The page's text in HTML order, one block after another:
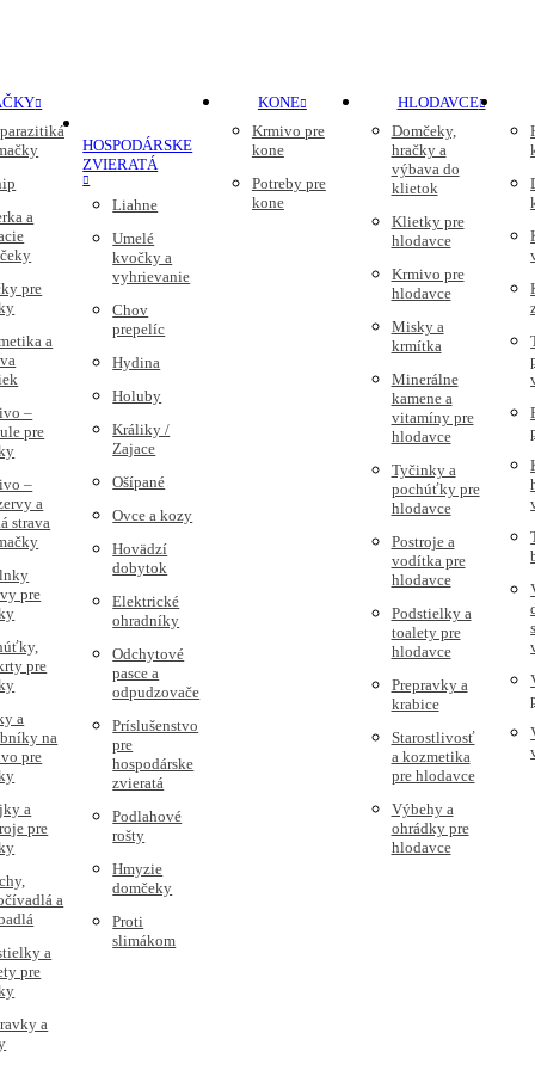
a
pre
a
–
pre
–
a
strava
pre
pre
a
na
pre
a
pre
a
a
pre
a
HOSPODÁRSKE
ZVIERATÁ
Liahne
Umelé
kvočky a
vyhrievanie
Chov
prepelíc
Hydina
Holuby
Králiky /
Zajace
Ošípané
Ovce a kozy
Hovädzí
dobytok
Elektrické
ohradníky
Odchytové
pasce a
odpudzovače
Príslušenstvo
pre
hospodárske
zvieratá
Podlahové
rošty
Hmyzie
domčeky
Proti
slimákom
KONE
Krmivo pre
kone
Potreby pre
kone
HLODAVCE
Domčeky,
hračky a
výbava do
klietok
Klietky pre
hlodavce
Krmivo pre
hlodavce
Misky a
krmítka
Minerálne
kamene a
vitamíny pre
hlodavce
Tyčinky a
pochúťky pre
hlodavce
Postroje a
vodítka pre
hlodavce
Podstielky a
toalety pre
hlodavce
Prepravky a
krabice
Starostlivosť
a kozmetika
pre hlodavce
Výbehy a
ohrádky pre
hlodavce